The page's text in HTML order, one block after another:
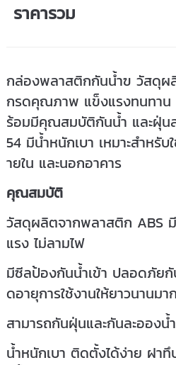
ราคารวม
กล่องพลาสติกกันน้ำฃ วัสดุผ
กรดคุณภาพ แข็งแรงทนทาน
ร้อมมีคุณสมบัติกันน้ำ และฝุ่น
54 มีน้ำหนักเบา เหมาะสำห
ายใน และนอกอาคาร
คุณสมบัติ
วัสดุผลิตจากพลาสติก ABS
แรง ไม่ลามไฟ
มีซีลป้องกันน้ำเข้า ปลอดภัย
ดอายุการใช้งานให้ยาวนานมา
สามารถกันฝุ่นและกันละอองน้
น้ำหนักเบา ติดตั้งได้ง่าย ฝา